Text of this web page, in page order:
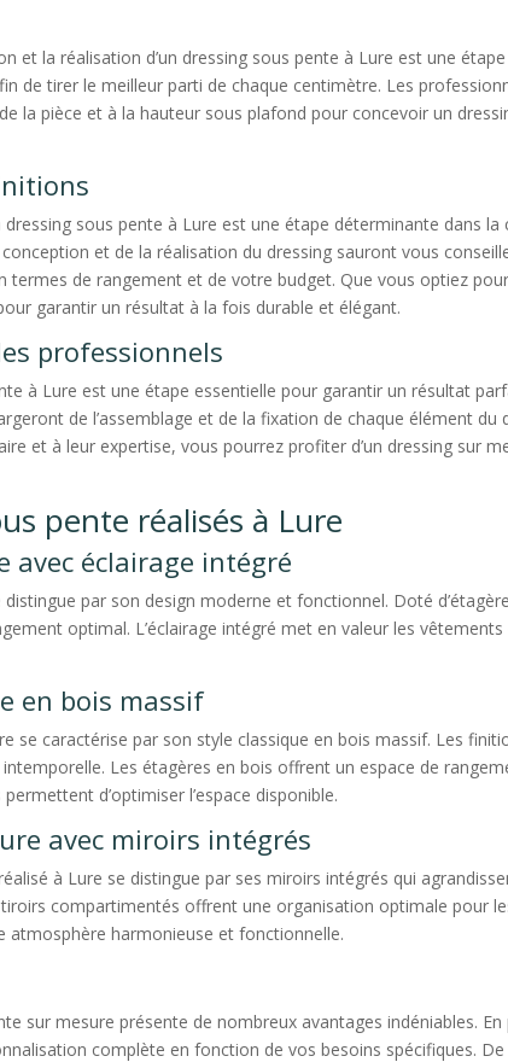
et la réalisation d’un dressing sous pente à Lure est une
de tirer le meilleur parti de chaque centimètre. Les
la pièce et à la hauteur sous plafond pour concevoir un
sous pente à Lure est une étape déterminante dans
et de la réalisation du dressing sauront vous
de rangement et de votre budget. Que vous optiez
garantir un résultat à la fois durable et élégant.
professionnels
à Lure est une étape essentielle pour garantir un résultat
de l’assemblage et de la fixation de chaque élément du
et à leur expertise, vous pourrez profiter d’un dressing sur
pente réalisés à Lure
avec éclairage intégré
par son design moderne et fonctionnel. Doté
optimal. L’éclairage intégré met en valeur les
en bois massif
se caractérise par son style classique en bois massif. Les
Les étagères en bois offrent un espace de
d’optimiser l’espace disponible.
avec miroirs intégrés
à Lure se distingue par ses miroirs intégrés qui
compartimentés offrent une organisation optimale pour
atmosphère harmonieuse et fonctionnelle.
sur mesure présente de nombreux avantages indéniables. En
complète en fonction de vos besoins spécifiques.